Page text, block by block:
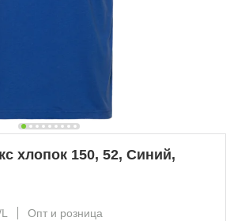
хлопок 150, 52, Синий,
Опт и розница